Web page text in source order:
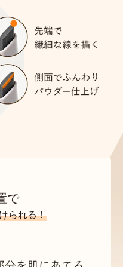
で
られる！